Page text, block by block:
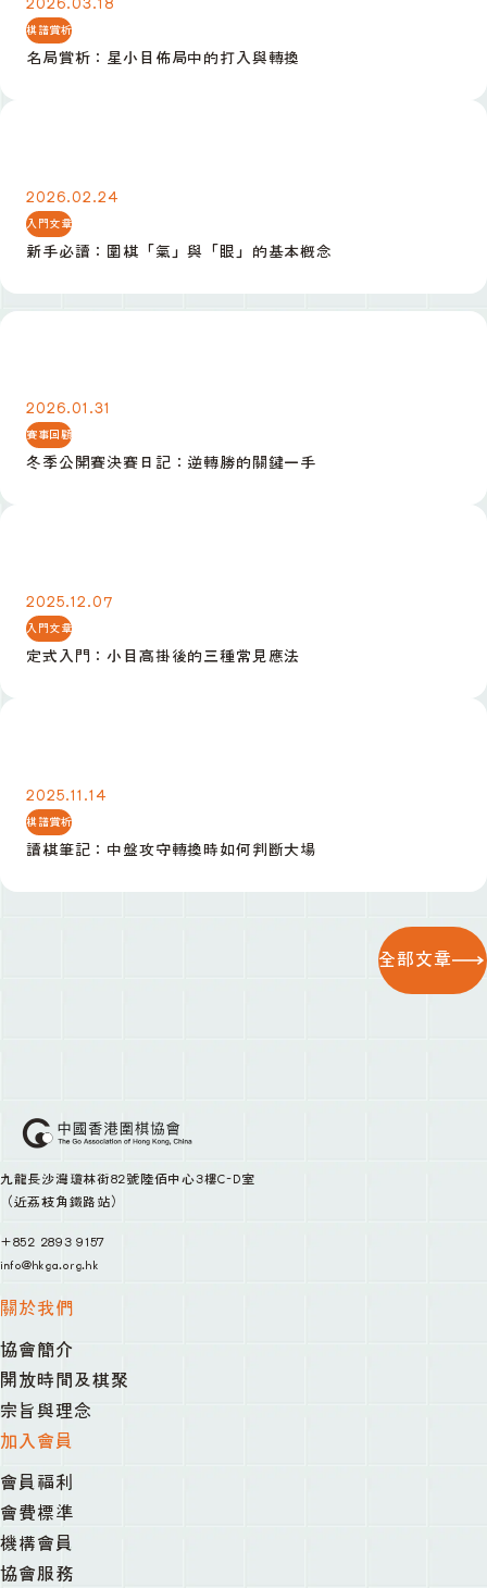
2026.03.18
棋譜賞析
名局賞析：星小目佈局中的打入與轉換
2026.02.24
入門文章
新手必讀：圍棋「氣」與「眼」的基本概念
2026.01.31
賽事回顧
冬季公開賽決賽日記：逆轉勝的關鍵一手
2025.12.07
入門文章
定式入門：小目高掛後的三種常見應法
2025.11.14
棋譜賞析
讀棋筆記：中盤攻守轉換時如何判斷大場
全部文章
九龍長沙灣瓊林街82號陸佰中心3樓C-D室
（近荔枝角鐵路站）
+852 2893 9157
info@hkga.org.hk
關於我們
協會簡介
開放時間及棋聚
宗旨與理念
加入會員
會員福利
會費標準
機構會員
協會服務